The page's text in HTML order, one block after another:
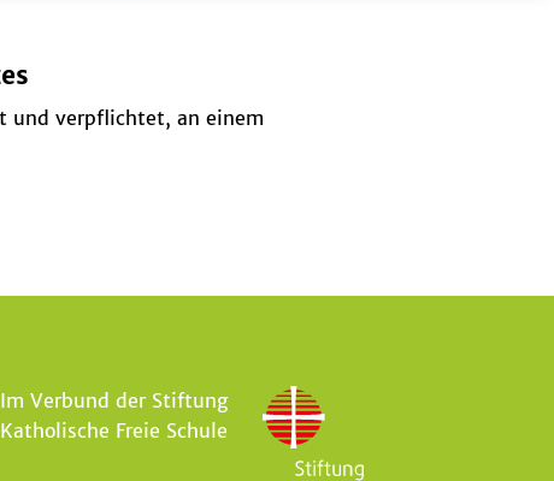
und verpflichtet, an einem
Im Verbund der Stiftung
Katholische Freie Schule